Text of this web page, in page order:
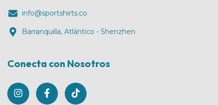
info@sportshirts.co
Barranquilla, Atlántico - Shenzhen
Conecta con Nosotros